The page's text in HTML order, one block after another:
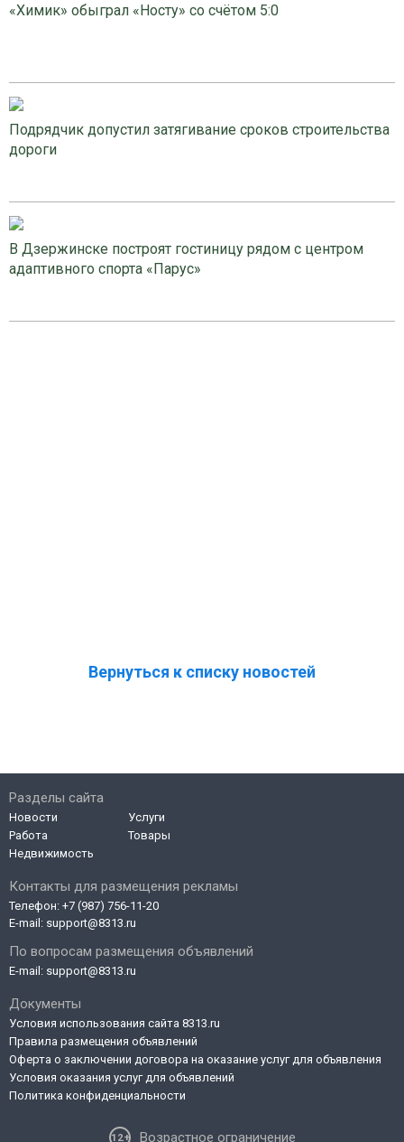
«Химик» обыграл «Носту» со счётом 5:0
Подрядчик допустил затягивание сроков строительства
дороги
В Дзержинске построят гостиницу рядом с центром
адаптивного спорта «Парус»
Вернуться к списку новостей
Контакты для размещения рекламы
Телефон: +7 (987) 756-11-20
E-mail: support@8313.ru
По вопросам размещения объявлений
E-mail: support@8313.ru
Документы
Условия использования сайта 8313.ru
Правила размещения объявлений
Оферта о заключении договора на оказание услуг для объявления
Условия оказания услуг для объявлений
Политика конфиденциальности
Возрастное ограничение
Разделы сайта
Новости
Работа
Недвижимость
Услуги
Товары